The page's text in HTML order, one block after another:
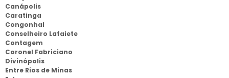
Canápolis
Caratinga
Congonhal
Conselheiro Lafaiete
Contagem
Coronel Fabriciano
Divinópolis
Entre Rios de Minas